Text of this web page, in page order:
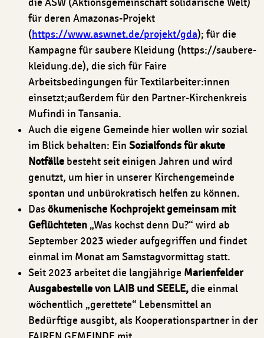
die ASW (Aktionsgemeinschaft solidarische Welt)
für deren Amazonas-Projekt
(https://www.aswnet.de/projekt/gda); für die
Kampagne für saubere Kleidung (https://saubere-
kleidung.de), die sich für Faire
Arbeitsbedingungen für Textilarbeiter:innen
einsetzt;außerdem für den Partner-Kirchenkreis
Mufindi in Tansania.
Auch die eigene Gemeinde hier wollen wir sozial
im Blick behalten: Ein Sozialfonds für akute
Notfälle besteht seit einigen Jahren und wird
genutzt, um hier in unserer Kirchengemeinde
spontan und unbürokratisch helfen zu können.
Dasökumenische Kochprojektgemeinsam mit
Geflüchteten„Was kochst denn Du?“ wird ab
September 2023 wieder aufgegriffen und findet
einmal im Monat am Samstagvormittag statt.
Seit 2023 arbeitet die langjährige Marienfelder
Ausgabestelle von LAIB und SEELE,die einmal
wöchentlich „gerettete“ Lebensmittel an
Bedürftige ausgibt, als Kooperationspartner in der